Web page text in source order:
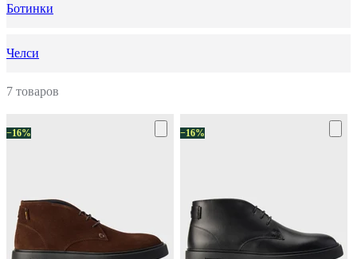
Ботинки
Челси
7 товаров
−16% −16%